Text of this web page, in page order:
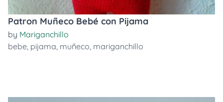
Patron Muñeco Bebé con Pijama
by Mariganchillo
bebe, pijama, muñeco, mariganchillo